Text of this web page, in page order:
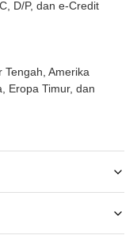
D/P, dan e-Credit
Tengah, Amerika
Eropa Timur, dan